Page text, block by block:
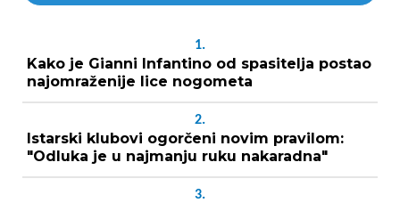
1.
Kako je Gianni Infantino od spasitelja postao
najomraženije lice nogometa
2.
Istarski klubovi ogorčeni novim pravilom:
"Odluka je u najmanju ruku nakaradna"
3.